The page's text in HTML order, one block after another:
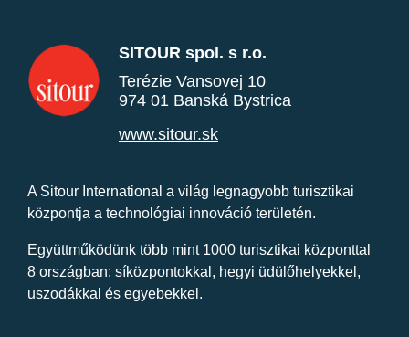
SITOUR spol. s r.o.
Terézie Vansovej 10
974 01 Banská Bystrica
www.sitour.sk
A Sitour International a világ legnagyobb turisztikai
központja a technológiai innováció területén.
Együttműködünk több mint 1000 turisztikai központtal
8 országban: síközpontokkal, hegyi üdülőhelyekkel,
uszodákkal és egyebekkel.